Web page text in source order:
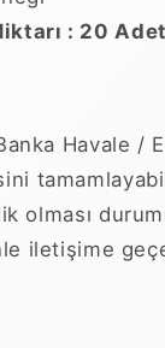
: 20 Adet
Havale /
olması
iletişime